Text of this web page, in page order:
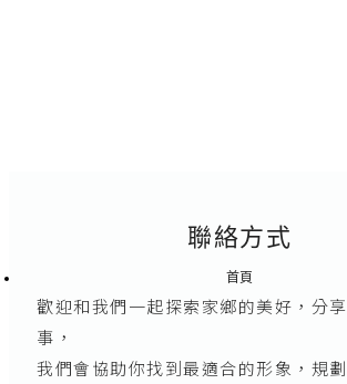
聯絡方式
首頁
歡迎和我們一起探索家鄉的美好，分
事，
我們會協助你找到最適合的形象，規